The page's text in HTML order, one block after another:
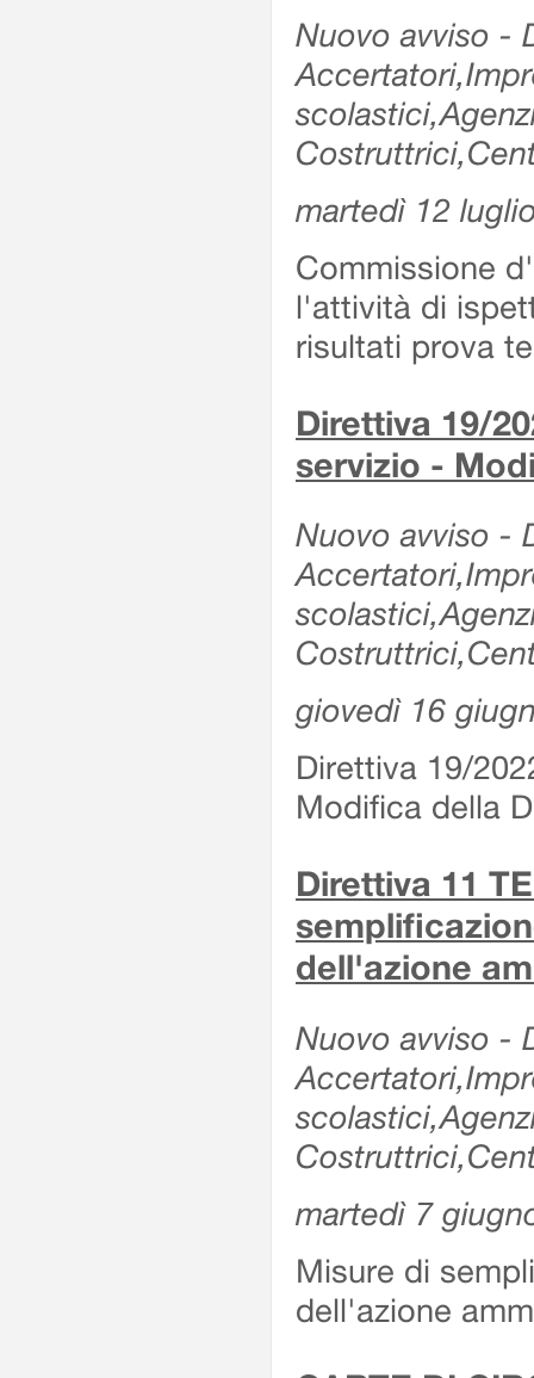
Nuovo avviso -
martedì 12
Commissione
l'attività di
risultati prova
Direttiva 19/
servizio -
Nuovo avviso -
giovedì 16
Direttiva 19/
Modifica della
Direttiva 11
dell'azione
Nuovo avviso -
martedì 7
Misure di
dell'azione